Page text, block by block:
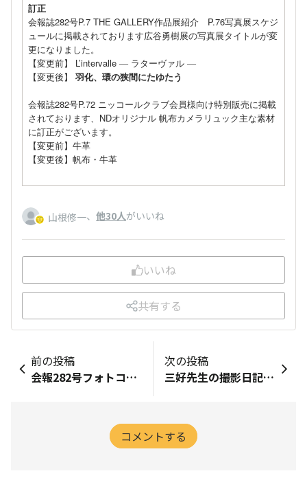
訂正
会報誌282号P.7 THE GALLERY作品展紹介 P.76写真展スケジ
ュールに掲載されております広谷勇樹展の写真展タイトルが変
更になりました。
【変更前】 L’intervalle ― ラターヴァル ―
【変更後】 羽化、環の狭間にたゆたう
会報誌282号P.72 ニッコールクラブ会員様向け特別販売に掲載
されております、NDオリジナル 帆布カメラリュック主な素材
に訂正がございます。
【変更前】牛革
【変更後】帆布・牛革
山根修一、 他30人がいいね
いいね
共有する
前の投稿
会報282号フォトコンテスト
次の投稿
三好先生の撮影日記＜Vol.25＞兵庫県 砥峰高原編
コメントする